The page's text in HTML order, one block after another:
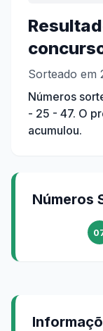
Sorteado em
Números
- 25 - 47. O
acumulou.
Números